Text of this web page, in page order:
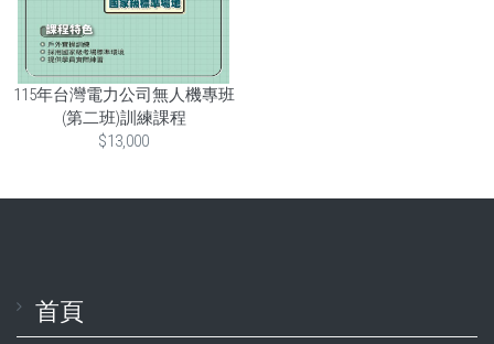
115年台灣電力公司無人機專班
(第二班)訓練課程
$13,000
首頁